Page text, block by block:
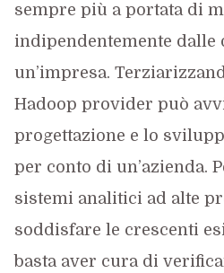
sempre più a portata di
indipendentemente dalle
un’impresa.
Hadoop provider può
progettazione e lo
per conto di un’azienda.
sistemi analitici ad alte
soddisfare le crescenti
basta aver cura di